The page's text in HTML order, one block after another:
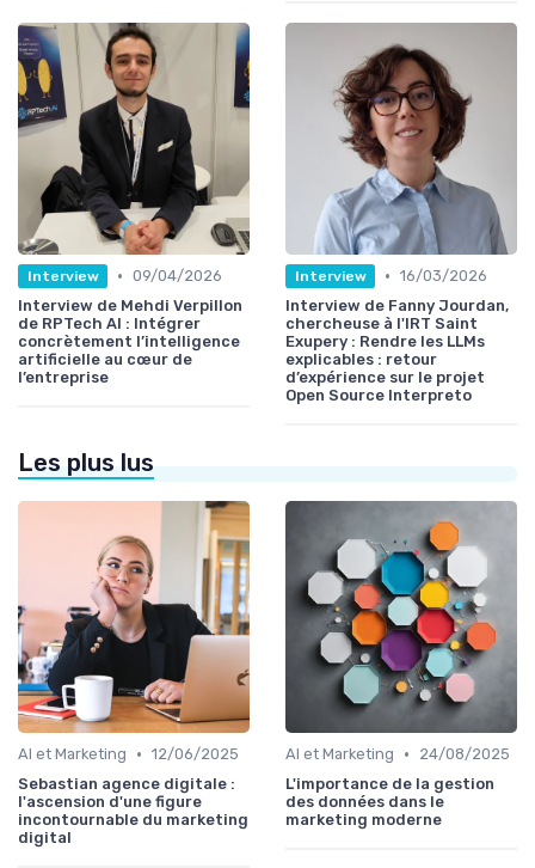
Interview • 09/04/2026
Interview de Mehdi Verpillon
de RPTech AI : Intégrer
concrètement l’intelligence
artificielle au cœur de
l’entreprise
Interview • 16/03/2026
Interview de Fanny Jourdan,
chercheuse à l'IRT Saint
Exupery : Rendre les LLMs
explicables : retour
d’expérience sur le projet
Open Source Interpreto
Les plus lus
AI et Marketing • 12/06/2025
Sebastian agence digitale :
l'ascension d'une figure
incontournable du marketing
digital
AI et Marketing •
24/08/2025
L'importance de la gestion
des données dans le
marketing moderne